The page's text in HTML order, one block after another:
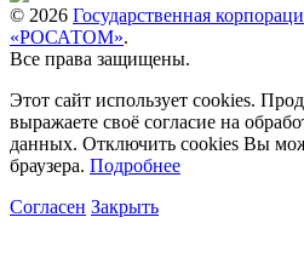
© 2026 Государственная
«РОСАТОМ».
Все права защищены.
Этот сайт использует cookies.
выражаете своё согласие на
данных. Отключить cookies Вы
браузера. Подробнее
Согласен Закрыть